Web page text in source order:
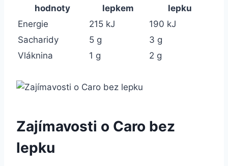
hodnoty
lepkem
lepku
Energie
215 kJ
190 kJ
Sacharidy
5 g
3 g
Vláknina
1 g 2 g
Zajímavosti o Caro bez
lepku